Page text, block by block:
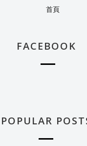
首頁
FACEBOOK
POPULAR